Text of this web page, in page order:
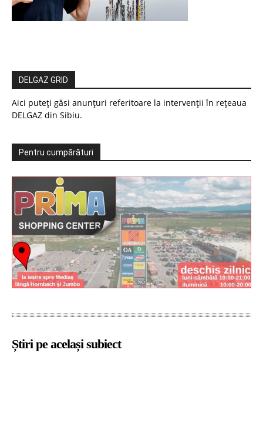
DELGAZ GRID
Aici puteți găsi anunțuri referitoare la intervenții în rețeaua
DELGAZ din Sibiu.
Pentru cumpărături
Știri pe același subiect